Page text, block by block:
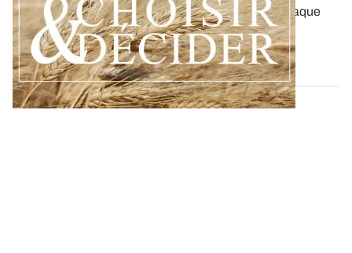
Retrouvez toutes les préconisations adaptées à chaque
région en matière de fertilisation...
12 DÉC. 2025